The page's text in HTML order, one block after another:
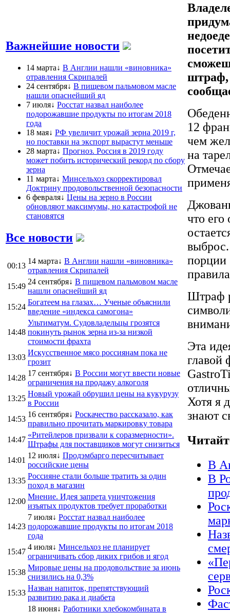
Важнейшие новости
14 марта↓ В Англии нашли «виновника»
отравления Скрипалей
24 сентября↓ В пищевом пальмовом масле
нашли опаснейший яд
7 июля↓ Росстат назвал наиболее
подорожавшие продукты по итогам 2018
года
18 мая↓ РФ увеличит урожай зерна 2019 г,
но поставки на экспорт вырастут меньше
28 марта↓ Прогноз. Россия в 2019 году
может побить исторический рекорд по сбору
зерна
11 марта↓ Минсельхоз скорректировал
Доктрину продовольственной безопасности
6 февраля↓ Цены на зерно в России
обновляют максимумы, но катастрофой не
становятся
Все новости
00:13
14 марта↓ В Англии нашли «виновника»
отравления Скрипалей
15:49
24 сентября↓ В пищевом пальмовом масле
нашли опаснейший яд
15:24
Богатеем на глазах… Ученые объяснили
введение «индекса самогона»
14:48
Ультиматум. Судовладельцы грозятся
покинуть рынок зерна из-за низкой
стоимости фрахта
13:03
Искусственное мясо россиянам пока не
грозит
14:28
17 сентября↓ В России могут ввести новые
ограничения на продажу алкоголя
13:25
Новый урожай обрушил цены на кукурузу
в России
14:53
16 сентября↓ Роскачество рассказало, как
правильно прочитать маркировку товара
14:47
«Ритейлеров призвали к соразмерности».
Штрафы для поставщиков могут снизиться
14:01
12 июля↓ Продэмбарго пересчитывает
российские цены
13:35
Россияне стали больше тратить за один
поход в магазин
12:00
Мнение. Идея запрета уничтожения
изъятых продуктов требует проработки
14:23
7 июля↓ Росстат назвал наиболее
подорожавшие продукты по итогам 2018
года
15:47
4 июля↓ Минсельхоз не планирует
ограничивать сбор диких грибов и ягод
15:38
Мировые цены на продовольствие за июнь
снизились на 0,3%
15:33
Назван напиток, препятствующий
развитию рака и диабета
18 июня↓ Работники хлебокомбината в
штраф,
12
чем
на
что его
порции
Штраф
Эта
главой
Хотя я
знают
В
В